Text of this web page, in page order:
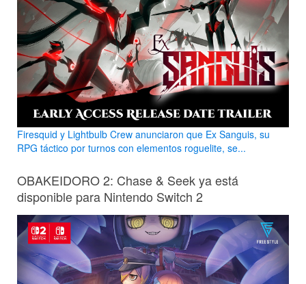
Firesquid y Lightbulb Crew anunciaron que Ex Sanguis, su
RPG táctico por turnos con elementos roguelite, se...
OBAKEIDORO 2: Chase & Seek ya está
disponible para Nintendo Switch 2